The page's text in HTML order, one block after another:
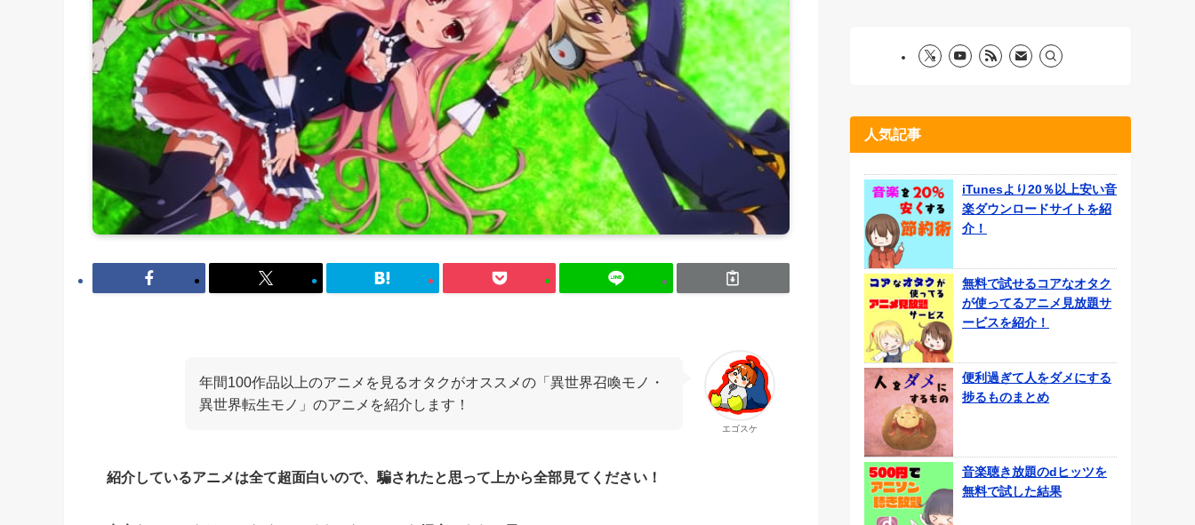
エゴスケ
年間100作品以上のアニメを見るオタクがオススメの「異世界召喚モノ・
異世界転生モノ」のアニメを紹介します！
紹介しているアニメは全て超面白いので、騙されたと思って上から全部見てください！
人気記事
iTunesより20％以上安い音
楽ダウンロードサイトを紹
介！
無料で試せるコアなオタク
が使ってるアニメ見放題サ
ービスを紹介！
便利過ぎて人をダメにする
捗るものまとめ
音楽聴き放題のdヒッツを
無料で試した結果